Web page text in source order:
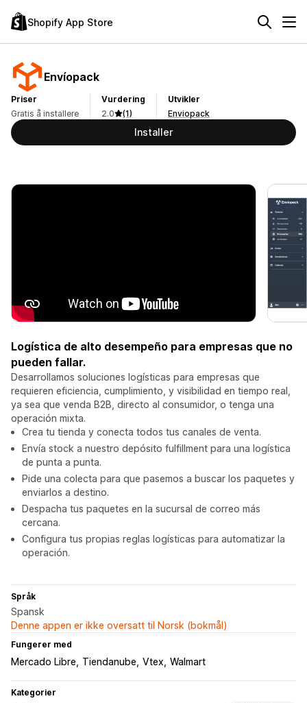
Shopify App Store
Envíopack
Priser
Gratis å installere
Vurdering
2.0
(1)
Utvikler
Enviopack
Installer
Logística de alto desempeño para empresas que no
pueden fallar.
Desarrollamos soluciones logísticas para empresas que
requieren eficiencia, cumplimiento, y visibilidad en tiempo real,
ya sea que venda B2B, directo al consumidor, o tenga una
operación mixta.
Crea tu tienda y conecta todos tus canales de venta.
Envía stock a nuestro depósito fulfillment para una logística
de punta a punta.
Pide una colecta para que pasemos a buscar los paquetes y
enviarlos a destino.
Despacha tus paquetes en la sucursal de correo más
cercana.
Configura tus propias reglas logísticas para automatizar la
operación.
Språk
Spansk
Denne appen er ikke oversatt til Norsk (bokmål)
Fungerer med
Mercado Libre Tiendanube Vtex Walmart
Kategorier